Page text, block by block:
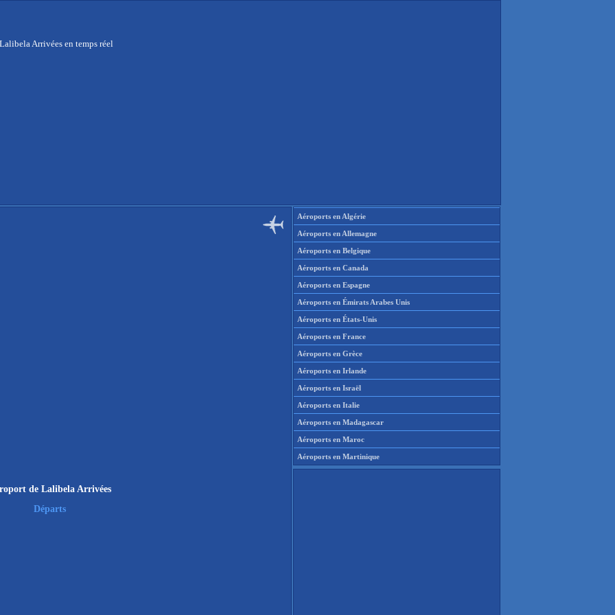
Arrivées en temps réel
de Lalibela Arrivées
Départs
Aéroports en Algérie
Aéroports en Allemagne
Aéroports en Belgique
Aéroports en Canada
Aéroports en Espagne
Aéroports en Émirats Arabes Unis
Aéroports en États-Unis
Aéroports en France
Aéroports en Grèce
Aéroports en Irlande
Aéroports en Israël
Aéroports en Italie
Aéroports en Madagascar
Aéroports en Maroc
Aéroports en Martinique